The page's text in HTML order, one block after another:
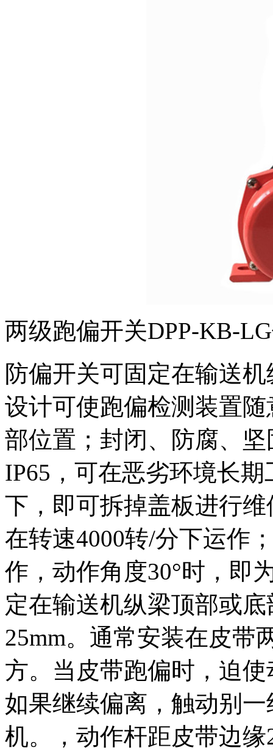
两级跑偏开关DPP-KB-
防偏开关可固定在输送
设计可使跑偏检测装置
部位置；封闭、防腐、
IP65，可在恶劣环境长
下，即可拆掉盖板进行
在转速4000转/分下运作
作，动作角度30°时，即
定在输送机纵梁顶部或
25mm。通常安装在皮带
方。当皮带跑偏时，迫
如果继续偏离，触动别
机。，动作杆距皮带边